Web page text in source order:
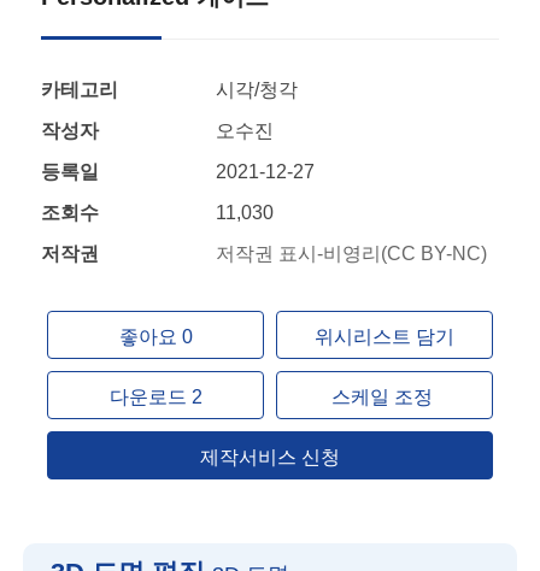
카테고리
시각/청각
작성자
오수진
등록일
2021-12-27
조회수
11,030
저작권
저작권 표시-비영리(CC BY-NC)
좋아요 0 위시리스트 담기
다운로드 2 스케일 조정
제작서비스 신청